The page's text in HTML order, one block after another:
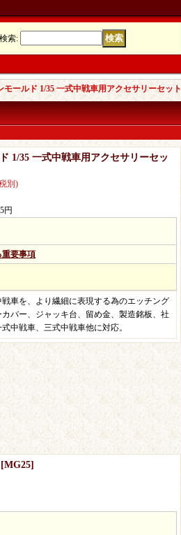
索:
モールド 1/35 一式中戦車用アクセサリーセット
1/35 一式中戦車用アクセサリーセッ
別)
円
重要事項
車を、より繊細に表現する為のエッチング
バー、ジャッキ台、留め金、製造銘板、社
中戦車、三式中戦車他に対応。
[MG25]